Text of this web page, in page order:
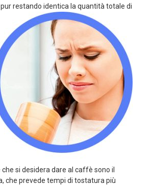
restando identica la quantità totale di
si desidera dare al caffè sono il
che prevede tempi di tostatura più